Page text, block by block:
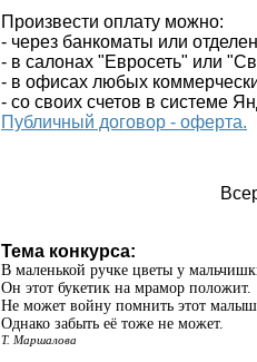
Произвести оплату можно:
- через банкоматы или
- в салонах "Евросеть" или
- в офисах любых
- со своих счетов в системе
Публичный договор - оферта.
Тема конкурса:
В маленькой ручке цветы у
Он этот букетик на мрамор положит.
Не может войну помнить этот
Однако забыть её тоже не может.
Т. Маршалова